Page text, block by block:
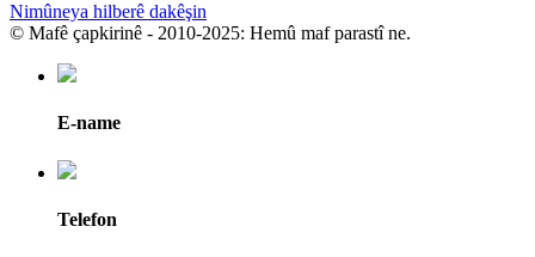
Nimûneya hilberê dakêşin
© Mafê çapkirinê - 2010-2025: Hemû maf parastî ne.
E-name
Telefon